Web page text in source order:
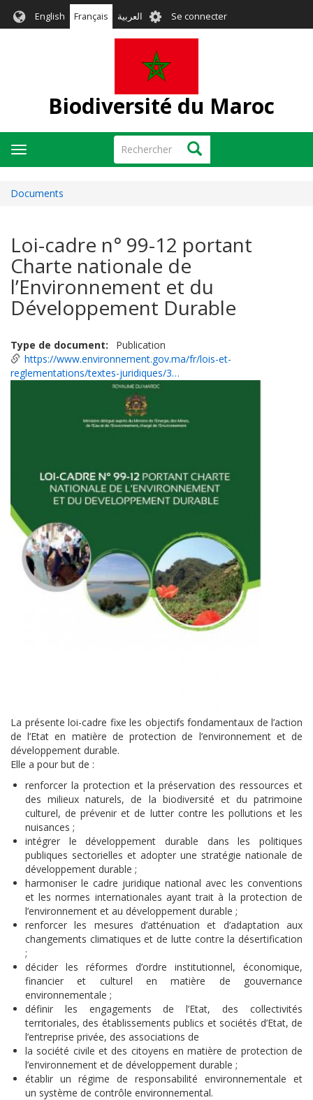
English Français العربية User
account
menu
Se connecter
Biodiversité du Maroc
Rechercher Rechercher
Toggle
navigation
Documents
Loi-cadre n° 99-12 portant
Charte nationale de
l’Environnement et du
Développement Durable
Type de document
Publication
https://www.environnement.gov.ma/fr/lois-et-
reglementations/textes-juridiques/3…
La présente loi-cadre fixe les objectifs fondamentaux de l’action
de l’Etat en matière de protection de l’environnement et de
développement durable.
Elle a pour but de :
renforcer la protection et la préservation des ressources et
des milieux naturels, de la biodiversité et du patrimoine
culturel, de prévenir et de lutter contre les pollutions et les
nuisances ;
intégrer le développement durable dans les politiques
publiques sectorielles et adopter une stratégie nationale de
développement durable ;
harmoniser le cadre juridique national avec les conventions
et les normes internationales ayant trait à la protection de
l’environnement et au développement durable ;
renforcer les mesures d’atténuation et d’adaptation aux
changements climatiques et de lutte contre la désertification
;
décider les réformes d’ordre institutionnel, économique,
financier et culturel en matière de gouvernance
environnementale ;
définir les engagements de l’Etat, des collectivités
territoriales, des établissements publics et sociétés d’Etat, de
l’entreprise privée, des associations de
la société civile et des citoyens en matière de protection de
l’environnement et de développement durable ;
établir un régime de responsabilité environnementale et
un système de contrôle environnemental.